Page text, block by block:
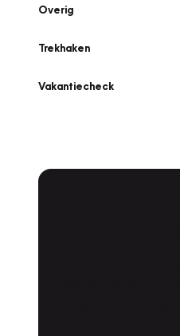
Overig
Trekhaken
Vakantiecheck